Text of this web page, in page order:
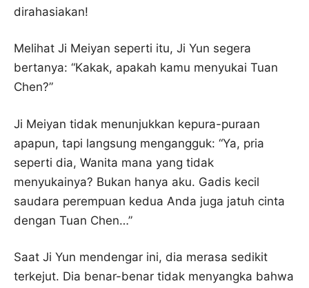
dirahasiakan!
Melihat Ji Meiyan seperti itu, Ji Yun segera
bertanya: “Kakak, apakah kamu menyukai Tuan
Chen?”
Ji Meiyan tidak menunjukkan kepura-puraan
apapun, tapi langsung mengangguk: “Ya, pria
seperti dia, Wanita mana yang tidak
menyukainya? Bukan hanya aku. Gadis kecil
saudara perempuan kedua Anda juga jatuh cinta
dengan Tuan Chen…”
Saat Ji Yun mendengar ini, dia merasa sedikit
terkejut. Dia benar-benar tidak menyangka bahwa